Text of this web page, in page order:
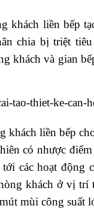
khách liền bếp
chia bị triệt
khách và gian
khách liền bếp
có nhược
tới các hoạt động
khách ở vị
mùi công suất